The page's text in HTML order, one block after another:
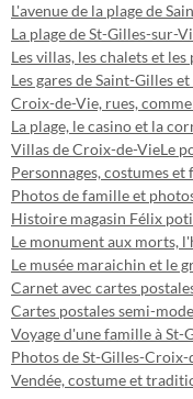
L'avenue de la plage de
La plage de St-Gilles-sur-
Les villas, les chalets et
Les gares de Saint-Gilles
Croix-de-Vie, rues,
La plage, le casino et la
Villas de Croix-de-VieLe
Personnages, costumes
Photos de famille et
Histoire magasin Félix
Le monument aux morts,
Le musée maraichin et le
Carnet avec cartes
Cartes postales semi-
Voyage d'une famille à St-
Photos de St-Gilles-Croix-
Vendée, costume et